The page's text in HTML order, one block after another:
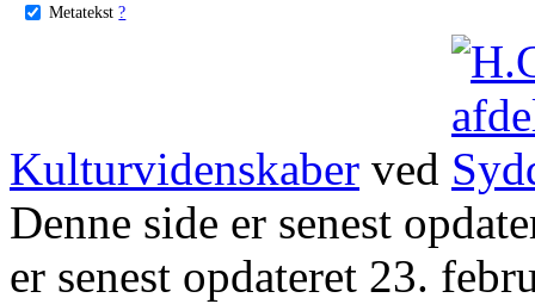
Metatekst ?
Kulturvidenskaber ved
Denne side er senest
er senest opdateret 23.